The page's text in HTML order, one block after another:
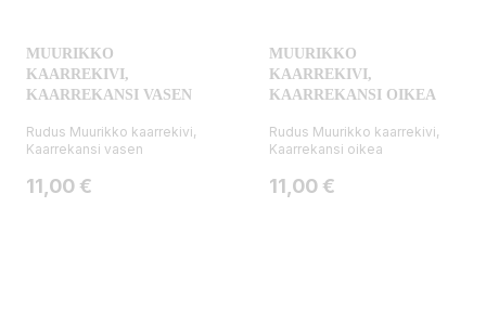
MUURIKKO
KAARREKIVI,
KAARREKANSI VASEN
Rudus Muurikko kaarrekivi,
Kaarrekansi vasen
Hinta
11,00 €
MUURIKKO
KAARREKIVI,
KAARREKANSI OIKEA
Rudus Muurikko kaarrekivi,
Kaarrekansi oikea
Hinta
11,00 €